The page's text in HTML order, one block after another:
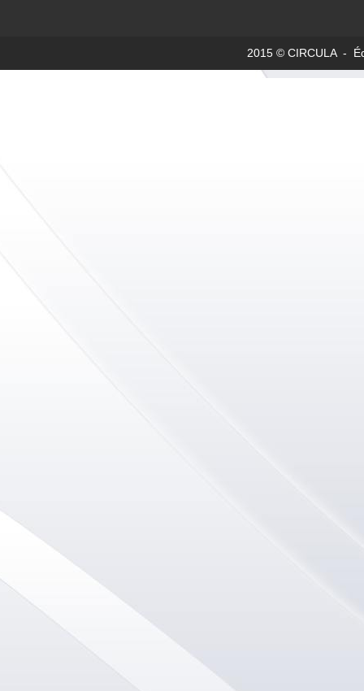
2015 © CIRCULA -